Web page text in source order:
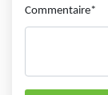
Commentaire*